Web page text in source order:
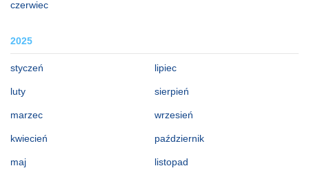
czerwiec
2025
styczeń
luty
marzec
kwiecień
maj
lipiec
sierpień
wrzesień
październik
listopad